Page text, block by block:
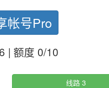
帐号Pro
| 额度 0/10
线路 3